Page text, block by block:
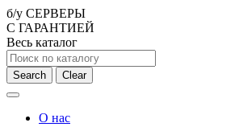
б/у СЕРВЕРЫ
С ГАРАНТИЕЙ
Весь каталог
Search Clear
О нас